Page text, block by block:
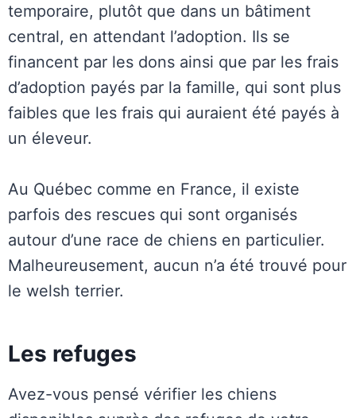
temporaire, plutôt que dans un bâtiment
central, en attendant l’adoption. Ils se
financent par les dons ainsi que par les frais
d’adoption payés par la famille, qui sont plus
faibles que les frais qui auraient été payés à
un éleveur.
Au Québec comme en France, il existe
parfois des rescues qui sont organisés
autour d’une race de chiens en particulier.
Malheureusement, aucun n’a été trouvé pour
le welsh terrier.
Les refuges
Avez-vous pensé vérifier les chiens